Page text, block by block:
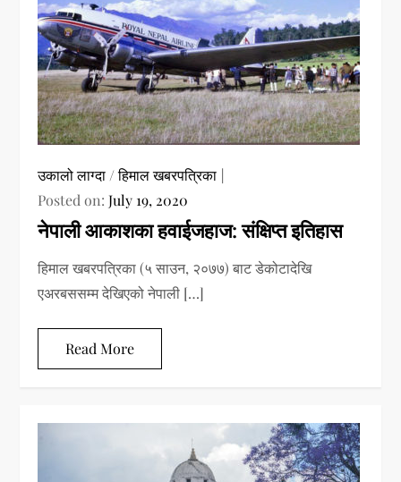
उकालो लाग्दा /हिमाल खबरपत्रिका
Posted on:July 19, 2020
नेपाली आकाशका हवाईजहाज: संक्षिप्त इतिहास
हिमाल खबरपत्रिका (५ साउन, २०७७) बाट डेकोटादेखि
एअरबससम्म देखिएको नेपाली […]
Read More